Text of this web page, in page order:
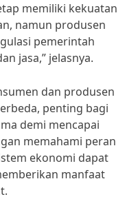
memiliki kekuatan
namun produsen
pemerintah
jasa,” jelasnya.
dan produsen
penting bagi
demi mencapai
memahami peran
ekonomi dapat
manfaat